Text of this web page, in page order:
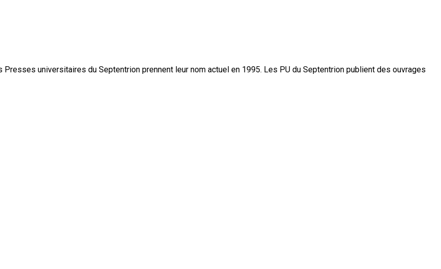
universitaires du Septentrion prennent leur nom actuel en 1995. Les PU du Septentrion publient des ouvrages